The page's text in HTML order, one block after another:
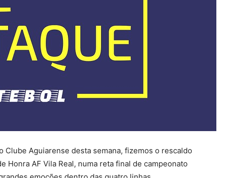
Clube Aguiarense desta semana, fizemos o rescaldo
Honra AF Vila Real, numa reta final de campeonato